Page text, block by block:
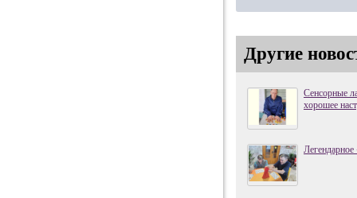
Другие
Сенсорные
хорошее
Легендарное